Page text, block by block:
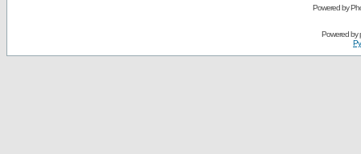
Powered by
Powered by